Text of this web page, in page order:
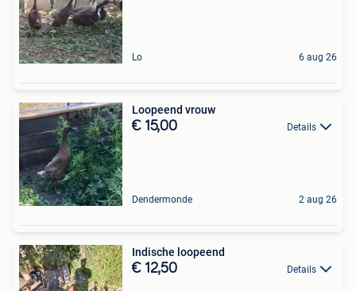
Lo 6 aug 26
Loopeend vrouw
€ 15,00 Details
Dendermonde 2 aug 26
Indische loopeend
€ 12,50 Details